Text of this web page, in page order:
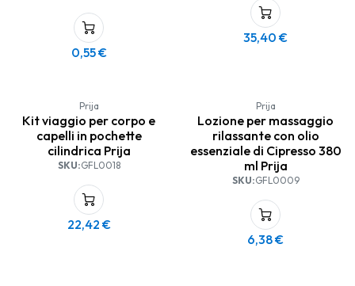
0,55€
35,40 €
Prija
Kit viaggio per corpo e
capelli in pochette
cilindrica Prija
SKU:GFL0018
22,42 €
Prija
Lozione per massaggio
rilassante con olio
essenziale di Cipresso 380
ml Prija
SKU:GFL0009
6,38€